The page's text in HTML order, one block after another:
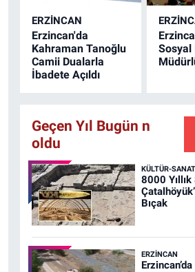
ERZINCAN
Erzincan'da
Kahraman Tanoğlu
Camii Dualarla
İbadete Açıldı
Geçen Yıl Bugün n
oldu
KÜLTÜR-SANAT
8000 Yıllık
Bıçak
ERZINCAN